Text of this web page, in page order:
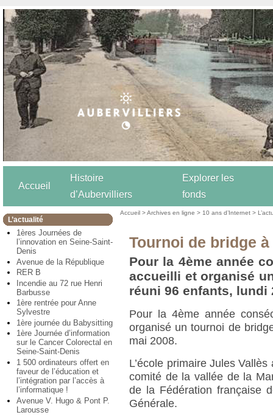
Accueil
Histoire
d’Aubervilliers
Explorer les
fonds
L’actualité
1ères Journées de
l’innovation en Seine-Saint-
Denis
Avenue de la République
RER B
Incendie au 72 rue Henri
Barbusse
1ère rentrée pour Anne
Sylvestre
1ère journée du Babysitting
1ère Journée d’information
sur le Cancer Colorectal en
Seine-Saint-Denis
1 500 ordinateurs offert en
faveur de l’éducation et
l’intégration par l’accès à
l’informatique !
Avenue V. Hugo & Pont P.
Larousse
Accueil >Archives en ligne > 10 ans d’Internet >
Tournoi de bridge
Pour la 4ème année
accueilli et organisé
réuni 96 enfants, lundi
Pour la 4ème année
organisé un tournoi de
mai 2008.
L’école primaire Jules
comité de la vallée de la
de la Fédération française
Générale.